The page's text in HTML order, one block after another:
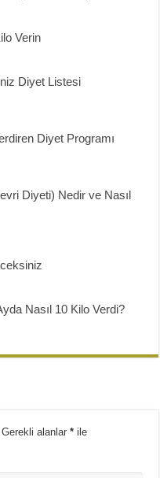
Verin
Diyet Listesi
Diyet Programı
Diyeti) Nedir ve Nasıl
Nasıl 10 Kilo Verdi?
Gerekli alanlar* ile